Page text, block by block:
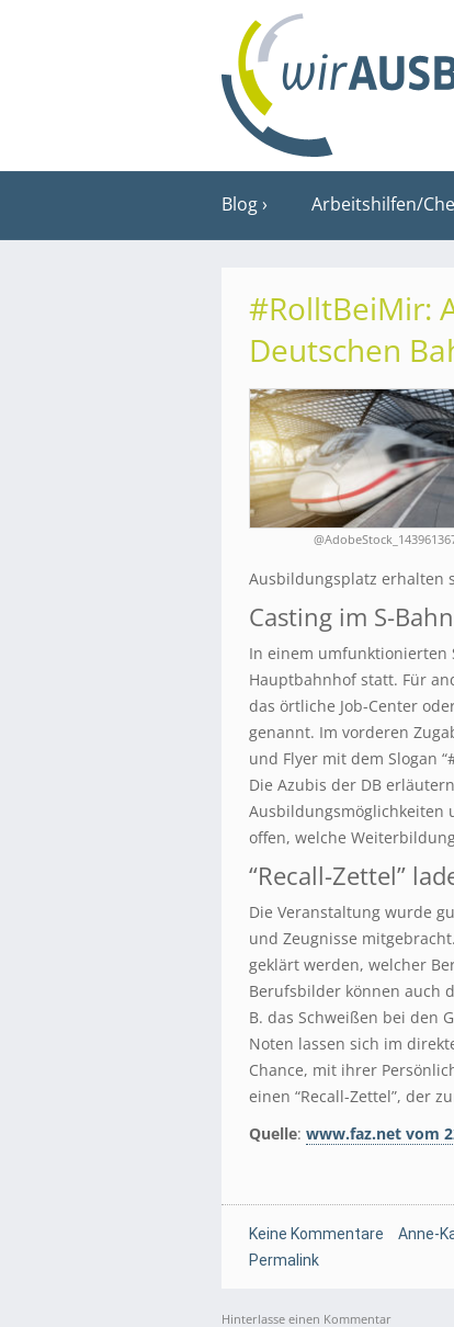
Blog Arbeitshilfen/
#RolltBeiMir:
Deutschen
Ausbildungsplatz erhalten
Casting im S-
In einem umfunktionierten
Hauptbahnhof statt. Für
das örtliche Job-Center
genannt. Im vorderen
und Flyer mit dem Slogan
Die Azubis der DB
Ausbildungsmöglichkeiten
offen, welche
“Recall-Zettel”
Die Veranstaltung wurde
und Zeugnisse
geklärt werden, welcher
Berufsbilder können auch
B. das Schweißen bei den
Noten lassen sich im
Chance, mit ihrer
einen “Recall-Zettel”, der
Quelle: www.faz.net vom
Keine Kommentare Anne-
Permalink
Hinterlasse einen Kommentar